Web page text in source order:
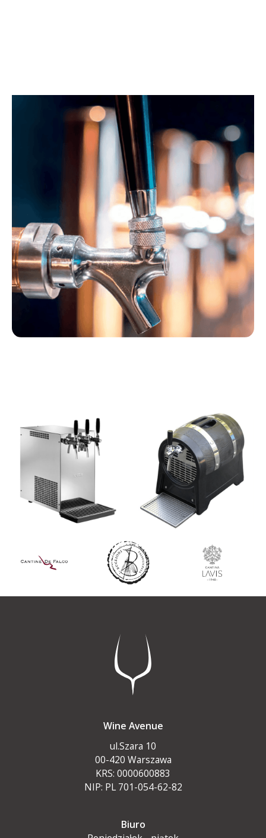
Wine Avenue
ul.Szara 10
00-420 Warszawa
KRS: 0000600883
NIP: PL 701-054-62-82
Biuro